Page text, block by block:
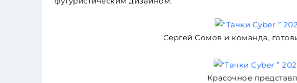
Сергей Сомов и команда,
Красочное